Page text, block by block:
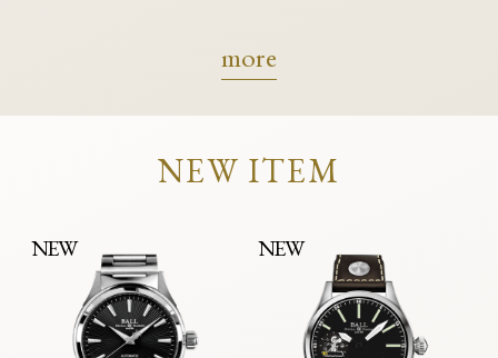
more
NEW ITEM
NEW NEW